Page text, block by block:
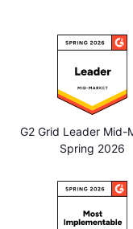
G2 Grid Leader Mid-
Spring 2026